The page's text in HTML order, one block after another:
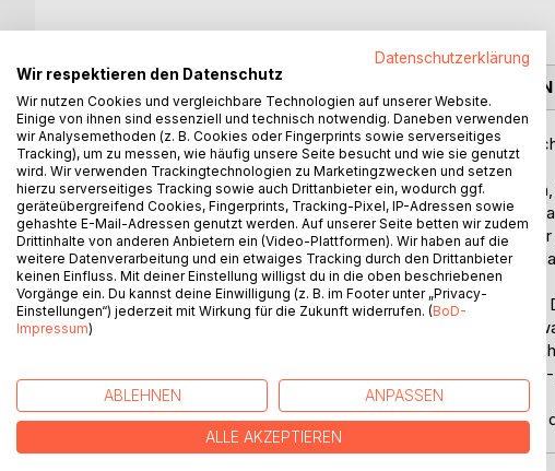
BESCHREIBUNG
"Man muss sich anstrengen, damit die Krankheit einem
(Erasmus von Rotterdam, 1469 bis 1536).
Das könnte auch auf gesellschaftliche
Entwicklungen, die Unsinn exprimieren, bösartiges
Erscheinung treten, bedürfen präziser Diagnostik und
Pathologien, für die das sympathische "schaun mer mal,
gesellschaftlich, individuell.
So ein "unsachliches Sachbuch" beinhaltet weder
wird auch dieser Titel (Unverbindliche Störungen) nicht
Und doch transportiert er Spitzes und Zugespitztes,
Filigranpolterers, kopfschüttelnd, mit Köpfchen -
in den Kopf stecken" (L.M.) sollten.
Unter diesem Sand aber gilt es, die Schicht zu ergründen,
AUTOR/IN PRESSESTIMMEN
Datenschutzerklärung
Wir respektieren den Datenschutz
Wir nutzen Cookies und vergleichbare Technologien auf unserer Website.
Einige von ihnen sind essenziell und technisch notwendig. Daneben verwenden
wir Analysemethoden (z. B. Cookies oder Fingerprints sowie serverseitiges
Tracking), um zu messen, wie häufig unsere Seite besucht und wie sie genutzt
wird. Wir verwenden Trackingtechnologien zu Marketingzwecken und setzen
hierzu serverseitiges Tracking sowie auch Drittanbieter ein, wodurch ggf.
geräteübergreifend Cookies, Fingerprints, Tracking-Pixel, IP-Adressen sowie
gehashte E-Mail-Adressen genutzt werden. Auf unserer Seite betten wir zudem
Drittinhalte von anderen Anbietern ein (Video-Plattformen). Wir haben auf die
weitere Datenverarbeitung und ein etwaiges Tracking durch den Drittanbieter
keinen Einfluss. Mit deiner Einstellung willigst du in die oben beschriebenen
Vorgänge ein. Du kannst deine Einwilligung (z. B. im Footer unter „Privacy-
Einstellungen“) jederzeit mit Wirkung für die Zukunft widerrufen. (BoD-
Impressum)
ABLEHNEN ANPASSEN
ALLE AKZEPTIEREN